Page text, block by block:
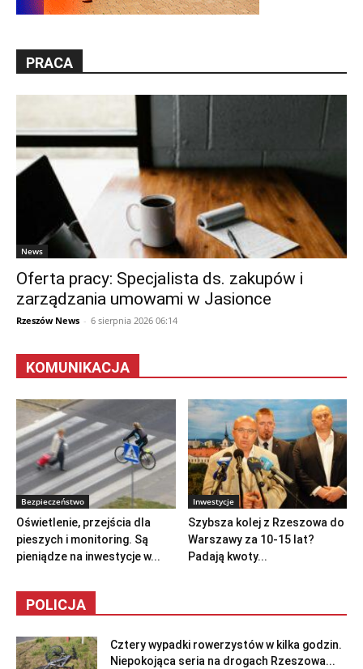
PRACA
News
Oferta pracy: Specjalista ds. zakupów i
zarządzania umowami w Jasionce
Rzeszów News - 6 sierpnia 2026 06:14
KOMUNIKACJA
Bezpieczeństwo
Oświetlenie, przejścia dla
pieszych i monitoring. Są
pieniądze na inwestycje w...
Inwestycje
Szybsza kolej z Rzeszowa do
Warszawy za 10-15 lat?
Padają kwoty...
POLICJA
Cztery wypadki rowerzystów w kilka godzin.
Niepokojąca seria na drogach Rzeszowa...